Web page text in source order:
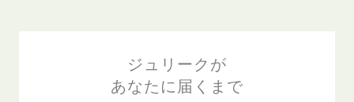
ジュリークが
あなたに届くまで